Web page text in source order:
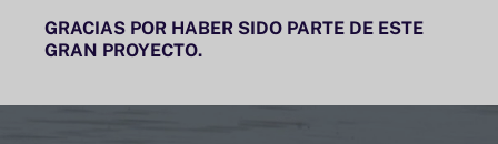
GRACIAS POR HABER SIDO PARTE DE ESTE
GRAN PROYECTO.